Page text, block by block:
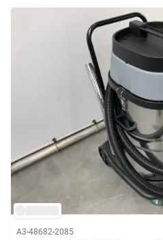
A3-48682-2085